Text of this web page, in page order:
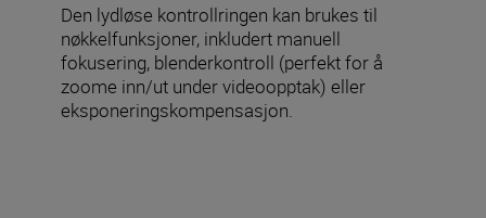
Den lydløse kontrollringen kan brukes til
nøkkelfunksjoner, inkludert manuell
fokusering, blenderkontroll (perfekt for å
zoome inn/ut under videoopptak) eller
eksponeringskompensasjon.